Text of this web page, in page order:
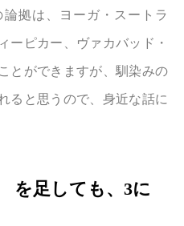
拠は、ヨーガ・スートラ
ーピカー、ヴァカバッド・
とができますが、馴染みの
ると思うので、身近な話に
を足しても、3に